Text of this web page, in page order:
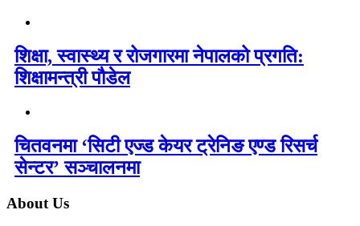
शिक्षा, स्वास्थ्य र रोजगारमा नेपालको प्रगति:
शिक्षामन्त्री पौडेल
चितवनमा ‘सिटी एज्ड केयर ट्रेनिङ एण्ड रिसर्च
सेन्टर’ सञ्चालनमा
About Us